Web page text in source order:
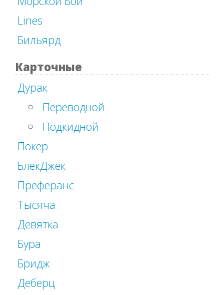
Lines
Бильярд
Карточные
Дурак
Переводной
Подкидной
Покер
БлекДжек
Преферанс
Тысяча
Девятка
Бура
Бридж
Деберц